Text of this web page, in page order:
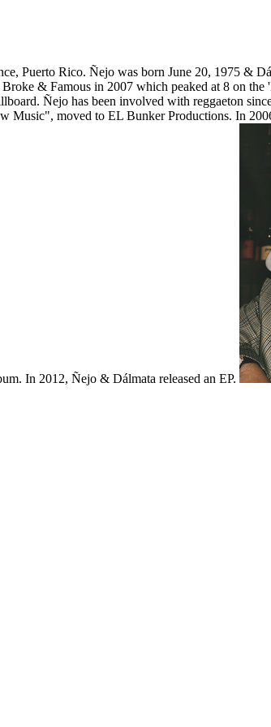
Puerto Rico. Ñejo was born June 20, 1975 &
& Famous in 2007 which peaked at 8 on
Ñejo has been involved with reggaeton
moved to EL Bunker Productions. In
In 2012, Ñejo & Dálmata released an EP.